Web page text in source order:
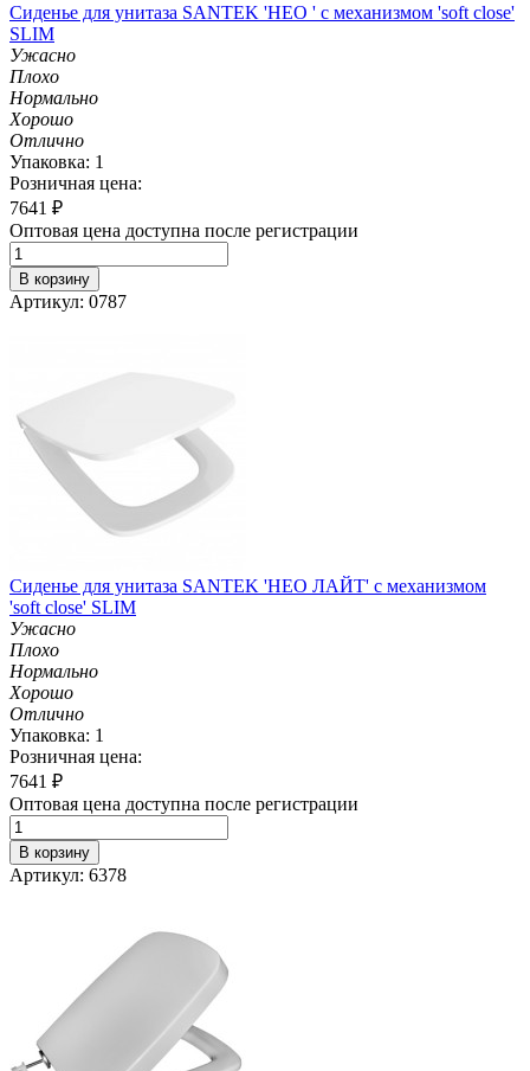
Сиденье для унитаза SANTEK 'НЕО ' с механизмом 'soft close'
SLIM
Ужасно
Плохо
Нормально
Хорошо
Отлично
Упаковка: 1
Розничная цена:
7641 ₽
Оптовая цена доступна после регистрации
В корзину
Артикул: 0787
Сиденье для унитаза SANTEK 'НЕО ЛАЙТ' с механизмом
'soft close' SLIM
Ужасно
Плохо
Нормально
Хорошо
Отлично
Упаковка: 1
Розничная цена:
7641 ₽
Оптовая цена доступна после регистрации
В корзину
Артикул: 6378